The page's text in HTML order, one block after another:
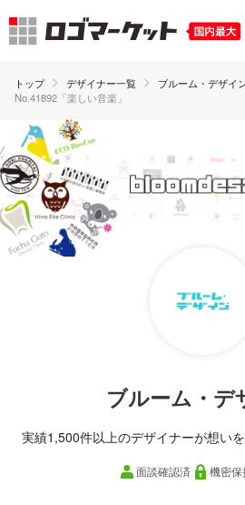
トップ デザイナー一覧 ブルーム・デザイ
No.41892「楽しい音楽」
ブルーム・デ
実績1,500件以上のデザイナーが想い
面談確認済 機密保